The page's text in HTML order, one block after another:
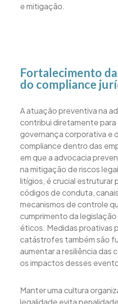
e mitigação.
Fortalecimento
do compliance
A atuação preventiva na
contribui diretamente
governança corporativa e
compliance dentro das
em que a advocacia
na mitigação de riscos
litígios, é crucial estruturar
códigos de conduta,
mecanismos de controle
cumprimento da
éticos. Medidas proativas
catástrofes também são
aumentar a resiliência das
os impactos desses
Manter uma cultura
legalidade evita